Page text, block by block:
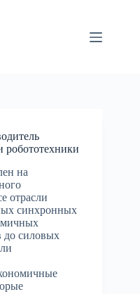
робототехники
на
отрасли
синхронных
до силовых